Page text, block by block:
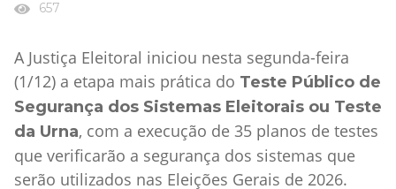
657
A Justiça Eleitoral iniciou nesta segunda-feira
(1/12) a etapa mais prática do Teste Público de
Segurança dos Sistemas Eleitorais ou Teste
da Urna, com a execução de 35 planos de testes
que verificarão a segurança dos sistemas que
serão utilizados nas Eleições Gerais de 2026.